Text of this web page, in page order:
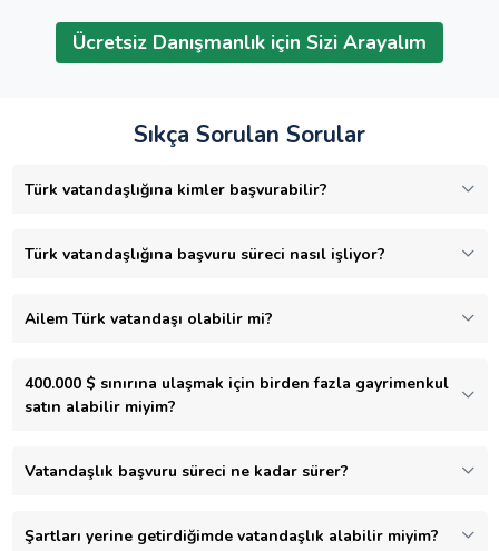
Ücretsiz Danışmanlık için Sizi Arayalım
Sıkça Sorulan Sorular
Türk vatandaşlığına kimler başvurabilir?
Türk vatandaşlığına başvuru süreci nasıl işliyor?
Ailem Türk vatandaşı olabilir mi?
400.000 $ sınırına ulaşmak için birden fazla gayrimenkul
satın alabilir miyim?
Vatandaşlık başvuru süreci ne kadar sürer?
Şartları yerine getirdiğimde vatandaşlık alabilir miyim?